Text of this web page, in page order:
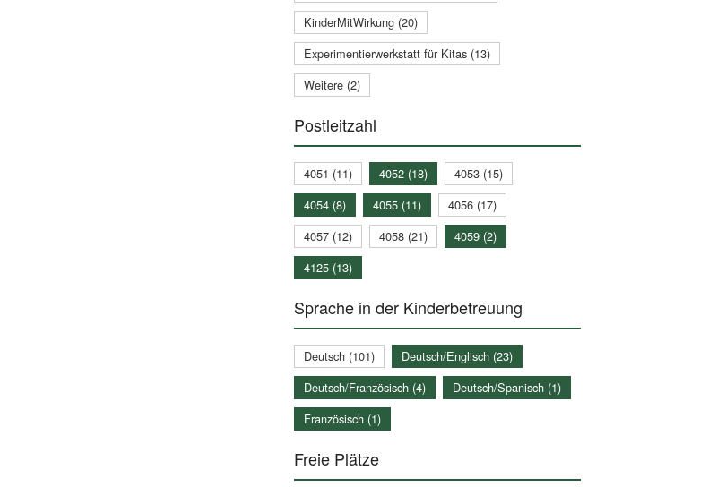
KinderMitWirkung (20)
Experimentierwerkstatt für Kitas (13)
Weitere (2)
Postleitzahl
4051 (11) 4052 (18)
4053 (15)
4054 (8)
4055 (11)
4056 (17)
4057 (12)
4058 (21)
4059 (2)
4125 (13)
Sprache in der Kinderbetreuung
Deutsch (101)
Deutsch/Englisch (23)
Deutsch/Französisch (4)
Deutsch/Spanisch (1)
Französisch (1)
Freie Plätze